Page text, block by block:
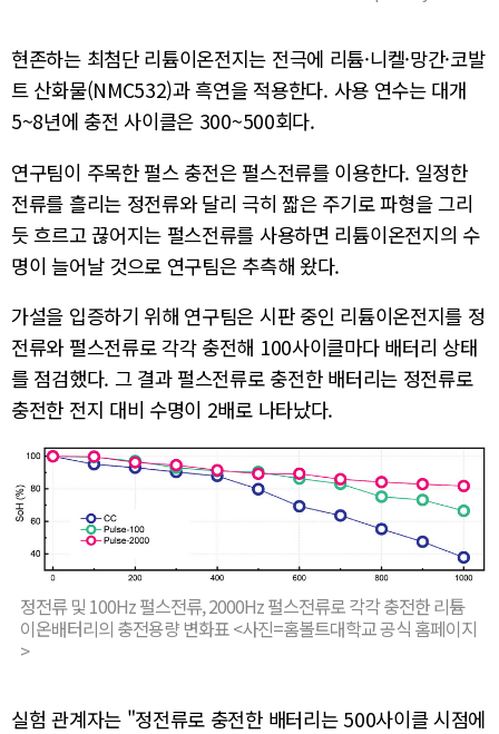
현존하는 최첨단 리튬이온전지는 전극에 리튬·니켈·망간·코발
트 산화물(NMC532)과 흑연을 적용한다. 사용 연수는 대개
5~8년에 충전 사이클은 300~500회다.
연구팀이 주목한 펄스 충전은 펄스전류를 이용한다. 일정한
전류를 흘리는 정전류와 달리 극히 짧은 주기로 파형을 그리
듯 흐르고 끊어지는 펄스전류를 사용하면 리튬이온전지의 수
명이 늘어날 것으로 연구팀은 추측해 왔다.
가설을 입증하기 위해 연구팀은 시판 중인 리튬이온전지를 정
전류와 펄스전류로 각각 충전해 100사이클마다 배터리 상태
를 점검했다. 그 결과 펄스전류로 충전한 배터리는 정전류로
충전한 전지 대비 수명이 2배로 나타났다.
정전류 및 100Hz 펄스전류, 2000Hz 펄스전류로 각각 충전한 리튬
이온배터리의 충전용량 변화표 <사진=홈볼트대학교 공식 홈페이지
>
실험 관계자는 "정전류로 충전한 배터리는 500사이클 시점에